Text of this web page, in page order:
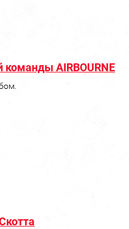
команды AIRBOURNE